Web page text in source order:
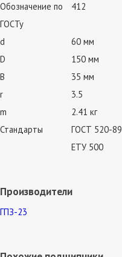
Обозначение по
ГОСТу
412
d
60 мм
D
150 мм
B
35 мм
r
3.5
m
2.41 кг
Стандарты
ГОСТ 520-
ЕТУ 500
Производители
ГПЗ-23